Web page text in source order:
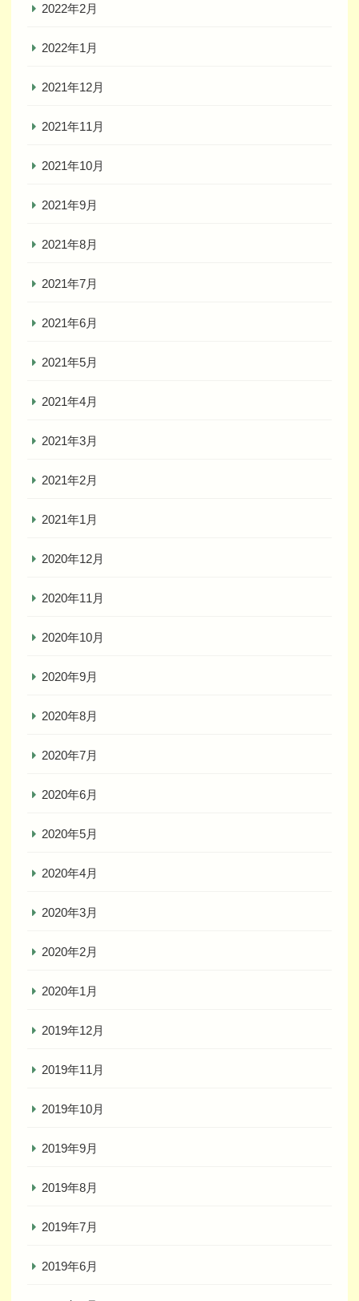
2022年2月
2022年1月
2021年12月
2021年11月
2021年10月
2021年9月
2021年8月
2021年7月
2021年6月
2021年5月
2021年4月
2021年3月
2021年2月
2021年1月
2020年12月
2020年11月
2020年10月
2020年9月
2020年8月
2020年7月
2020年6月
2020年5月
2020年4月
2020年3月
2020年2月
2020年1月
2019年12月
2019年11月
2019年10月
2019年9月
2019年8月
2019年7月
2019年6月